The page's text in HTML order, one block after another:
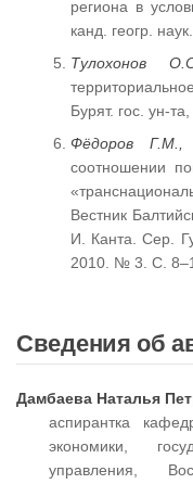
региона в
канд. геогр.
Тулохонов
Бурят. гос. ун-
Фёдоров
соотношении
Вестник
И. Канта. Сер.
2010. № 3. С.
Сведения об
Дамбаева Наталья
аспирантка
экономики,
управления,